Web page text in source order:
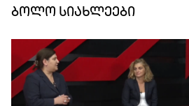
ბოლო სიახლეები